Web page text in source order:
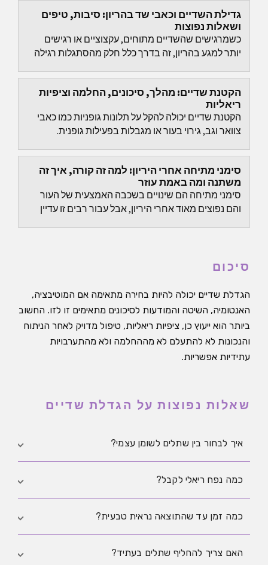
גדילת השדיים וכאבי שד בהריון: סיבות, טיפים
ושאלות נפוצות
כשמרגישים שהשדיים מתוחים, עקצוציים או רגישים
יותר למגע בהריון, זה בדרך כלל חלק מהסתגלות רגילה
הקטנת שדיים: מהלך, סיכונים, החלמה וציפיות
ריאליות
הקטנת שדיים יכולה להקל על תלונות גופניות כמו כאבי
צוואר וגב, גירוי בעור או מגבלות בפעילות גופנית.
סימני מתיחה אחרי היריון: למה זה קורה, איך זה
משתנה ומה באמת עוזר
סימני מתיחה הם שינויים בשכבה האמצעית של העור
והם נפוצים מאוד אחרי היריון, אבל עבור רבים זו עדיין
סיכום
הגדלת שדיים יכולה להיות בחירה מתאימה אם המוטיבציה,
האנטומיה, השיטה והמודעות לסיכונים מתאימים זו לזו. החשוב
ביותר הוא ייעוץ כן, ציפיות ריאליות, טיפול מדויק לאחר הניתוח
והנכונות לא להתעלם לא מההחלמה ולא מהתערבויות
עתידיות אפשריות.
שאלות נפוצות על הגדלת שדיים
איך לבחור בין שתלים לשומן עצמי?
אם את רוצה הגדלת נפח שניתן לתכנן בצורה ברורה,
שינוי מתון, תחושה טבעית והיעדר שתלים קבועים, שומן
כמה נפח ריאלי לקבל?
עם שתלים ניתן להגיע לנפח גדול יותר מאשר עם שומן
שצעדים גדולים יותר מתוכננים לרוב עם שתלים.
כמה זמן עד שהתוצאה נראית טבעית?
הנפיחות וההתייצבות דורשות זמן. תוצאות רבות נראות
האם צריך להחליף שתלים בעתיד?